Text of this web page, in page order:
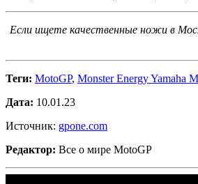
Если ищете качественные ножи в
Теги: MotoGP, Monster Energy Yamaha
Дата: 10.01.23
Источник: gpone.com
Редактор: Все о мире MotoGP